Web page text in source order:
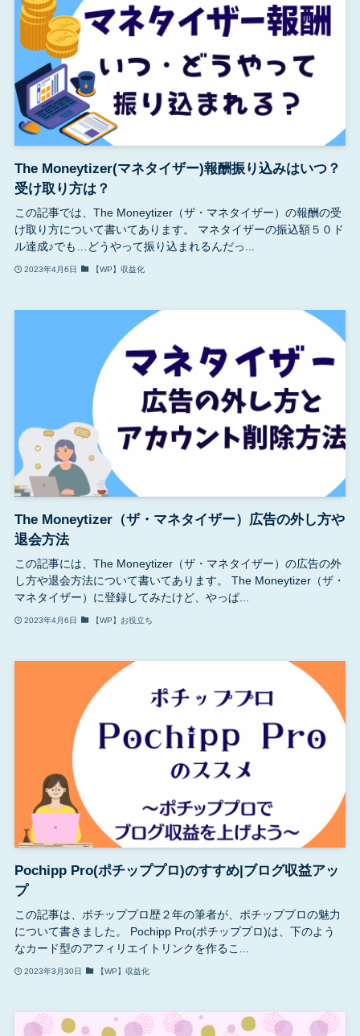
The Moneytizer(マネタイザー)報酬振り込みはいつ？
受け取り方は？
この記事では、The Moneytizer（ザ・マネタイザー）の報酬の受
け取り方について書いてあります。 マネタイザーの振込額５０ド
ル達成♪でも…どうやって振り込まれるんだっ...
2023年4月6日 【WP】収益化
The Moneytizer（ザ・マネタイザー）広告の外し方や
退会方法
この記事には、The Moneytizer（ザ・マネタイザー）の広告の外
し方や退会方法について書いてあります。 The Moneytizer（ザ・
マネタイザー）に登録してみたけど、やっぱ...
2023年4月6日 【WP】お役立ち
Pochipp Pro(ポチッププロ)のすすめ|ブログ収益アッ
プ
この記事は、ポチッププロ歴２年の筆者が、ポチッププロの魅力
について書きました。 Pochipp Pro(ポチッププロ)は、下のよう
なカード型のアフィリエイトリンクを作るこ...
2023年3月30日 【WP】収益化